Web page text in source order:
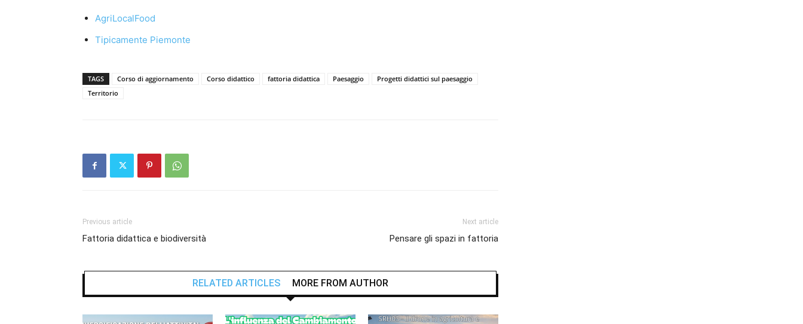
AgriLocalFood
Tipicamente Piemonte
TAGS Corso di aggiornamento Corso didattico fattoria didattica Paesaggio
Progetti didattici sul paesaggio
Territorio
Previous article
Fattoria didattica e biodiversità
Next article
Pensare gli spazi in fattoria
RELATED ARTICLES MORE FROM AUTHOR